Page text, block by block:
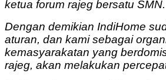
ketua forum rajeg bersatu SMN.
Dengan demikian IndiHome
aturan, dan kami sebagai
kemasyarakatan yang
rajeg, akan melakukan